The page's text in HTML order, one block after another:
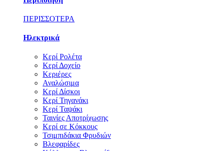
ΠΕΡΙΣΣΟΤΕΡΑ
Ηλεκτρικά
Κερί Ρολέτα
Κερί Δοχείο
Κεριέρες
Αναλώσιμα
Κερί Δίσκοι
Κερί Τηγανάκι
Κερί Ταψάκι
Ταινίες Αποτρίχωσης
Κερί σε Κόκκους
Τσιμπιδάκια Φρυδιών
Βλεφαρίδες